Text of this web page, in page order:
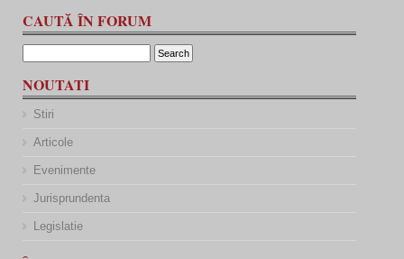
CAUTĂ ÎN FORUM
NOUTATI
Stiri
Articole
Evenimente
Jurisprundenta
Legislatie